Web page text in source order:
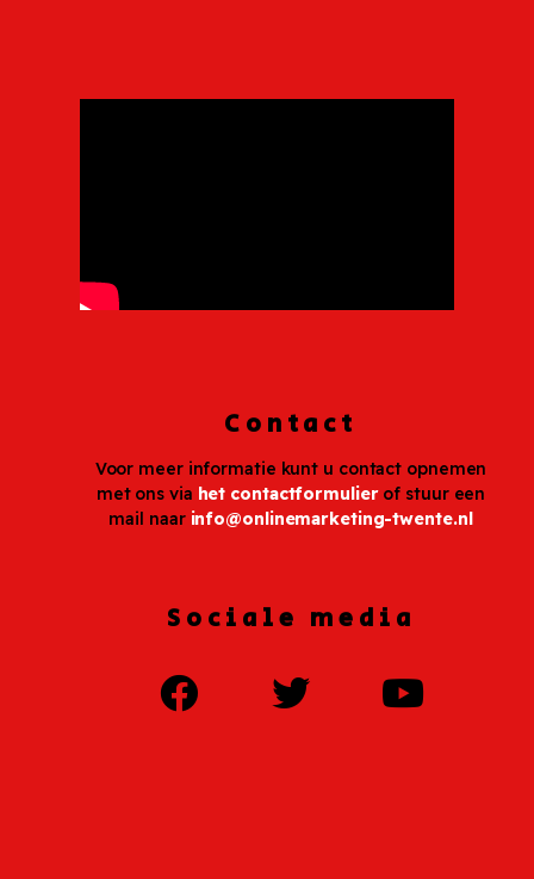
Contact
Voor meer informatie kunt u contact opnemen
met ons via het contactformulierof stuur een
mail naar info@onlinemarketing-twente.nl
Sociale media